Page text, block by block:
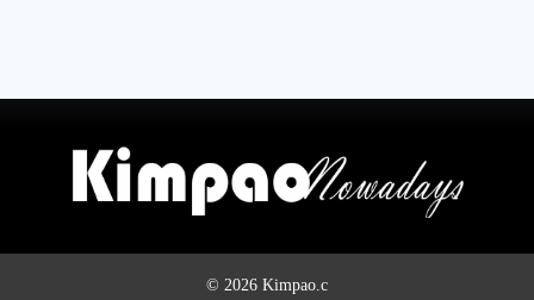
© 2026 Kimpao.c